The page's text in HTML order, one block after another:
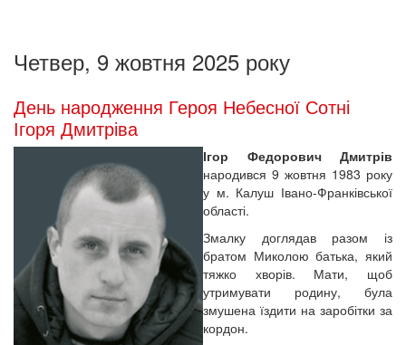
Четвер, 9 жовтня 2025 року
День народження Героя Небесної Сотні
Ігоря Дмитріва
Ігор Федорович Дмитрів
народився 9 жовтня 1983 року
у м. Калуш Івано-Франківської
області.
Змалку доглядав разом із
братом Миколою батька, який
тяжко хворів. Мати, щоб
утримувати родину, була
змушена їздити на заробітки за
кордон.